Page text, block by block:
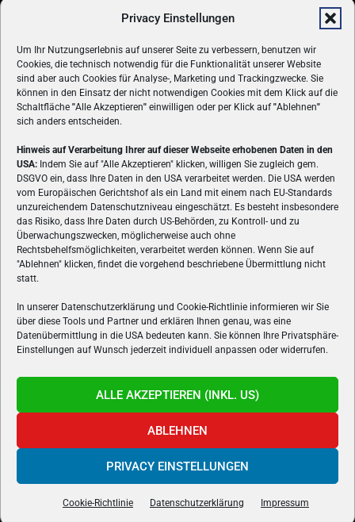
Privacy Einstellungen
Um Ihr Nutzungserlebnis auf unserer Seite zu verbessern, benutzen wir
Cookies, die technisch notwendig für die Funktionalität unserer Website
sind aber auch Cookies für Analyse-, Marketing und Trackingzwecke. Sie
können in den Einsatz der nicht notwendigen Cookies mit dem Klick auf die
Schaltfläche "Alle Akzeptieren" einwilligen oder per Klick auf"Ablehnen"
sich anders entscheiden.
Hinweis auf Verarbeitung Ihrer auf dieser Webseite erhobenen Daten in den
USA: Indem Sie auf "Alle Akzeptieren" klicken, willigen Sie zugleich gem.
DSGVO ein, dass Ihre Daten in den USA verarbeitet werden. Die USA werden
vom Europäischen Gerichtshof als ein Land mit einem nach EU-Standards
unzureichendem Datenschutzniveau eingeschätzt. Es besteht insbesondere
das Risiko, dass Ihre Daten durch US-Behörden, zu Kontroll- und zu
Überwachungszwecken, möglicherweise auch ohne
Rechtsbehelfsmöglichkeiten, verarbeitet werden können. Wenn Sie auf
"Ablehnen" klicken, findet die vorgehend beschriebene Übermittlung nicht
statt.
In unserer Datenschutzerklärung und Cookie-Richtlinie informieren wir Sie
über diese Tools und Partner und erklären Ihnen genau, was eine
Datenübermittlung in die USA bedeuten kann. Sie können Ihre Privatsphäre-
Einstellungen auf Wunsch jederzeit individuell anpassen oder widerrufen.
ALLE AKZEPTIEREN (INKL. US)
ABLEHNEN
PRIVACY EINSTELLUNGEN
Cookie-Richtlinie Datenschutzerklärung Impressum
ÜBER UNS
VON GAMERN, FÜR GAMER! Gamers.at ist das älteste Online-
Spielemagazin Österreichs und bringt täglich aktuelle News,
Reviews und Videos zu PC- und Konsolenspielen, Gaming-
Hardware und aus der Welt des e-Sport's.
FOLGE UNS
powered byoverclockers.at